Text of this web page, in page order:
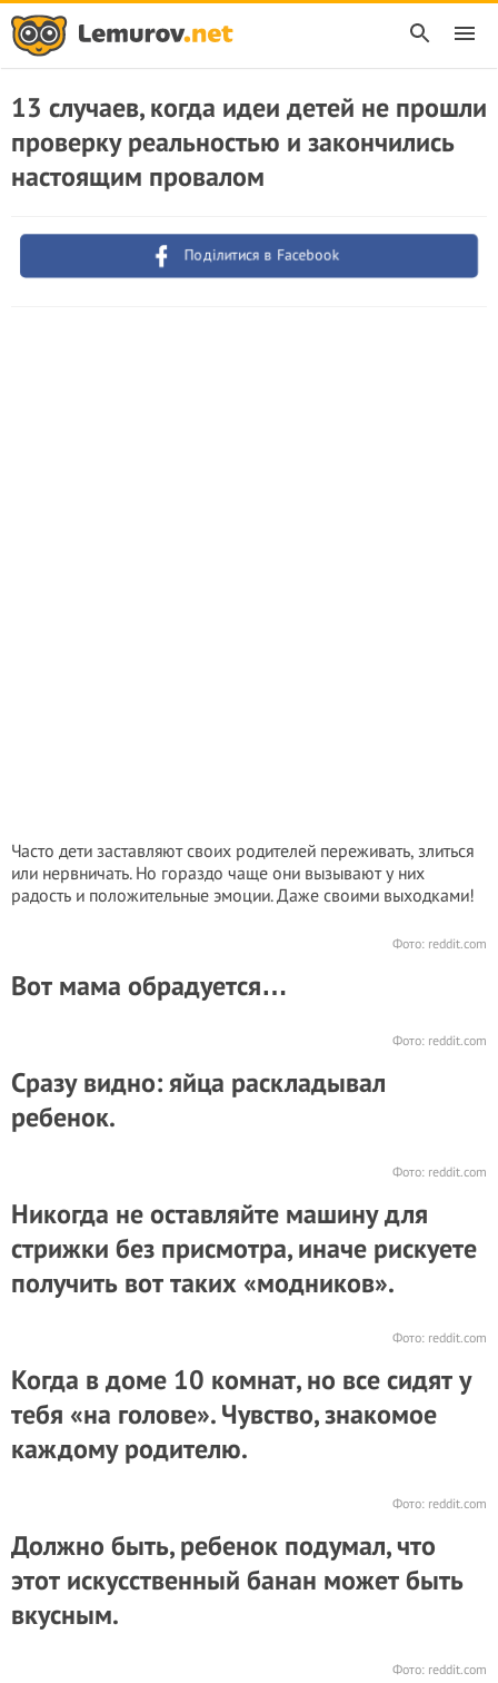
13 случаев, когда идеи детей не прошли
проверку реальностью и закончились
настоящим провалом
Поділитися в Facebook
Часто дети заставляют своих родителей переживать, злиться
или нервничать. Но гораздо чаще они вызывают у них
радость и положительные эмоции. Даже своими выходками!
Фото: reddit.com
Вот мама обрадуется…
Фото: reddit.com
Сразу видно: яйца раскладывал
ребенок.
Фото: reddit.com
Никогда не оставляйте машину для
стрижки без присмотра, иначе рискуете
получить вот таких «модников».
Фото: reddit.com
Когда в доме 10 комнат, но все сидят у
тебя «на голове». Чувство, знакомое
каждому родителю.
Фото: reddit.com
Должно быть, ребенок подумал, что
этот искусственный банан может быть
вкусным.
Фото: reddit.com